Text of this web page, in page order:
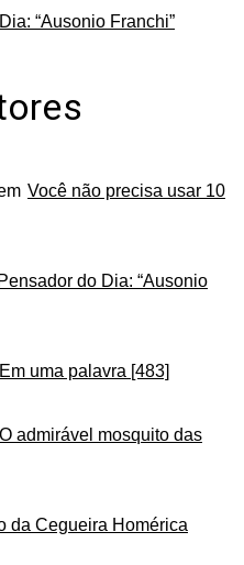
“Ausonio Franchi”
Você não precisa usar 10
do Dia: “Ausonio
Em uma palavra [483]
O admirável mosquito das
da Cegueira Homérica